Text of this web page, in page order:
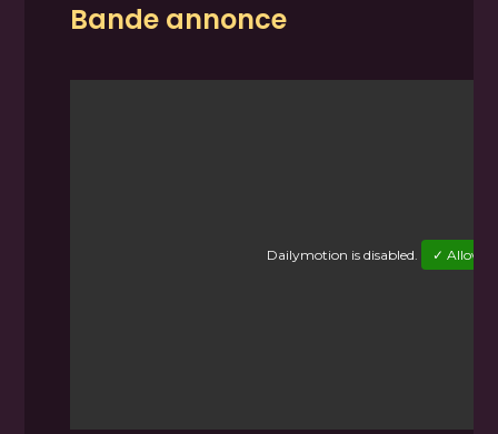
Bande annonce
Dailymotion is disabled. ✓ Allow